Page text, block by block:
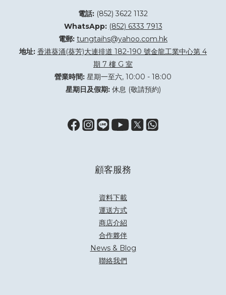
電話: (852) 3622 1132
WhatsApp: (852) 6333 7913
電郵: tungtaihs@yahoo.com.hk
地址: 香港葵涌(葵芳)大連排道 182-190 號金龍工業中心第 4
期 7 樓 G 室
營業時間: 星期一至六, 10:00 - 18:00
星期日及假期:休息 (敬請預約)
顧客服務
資料下載
運送方式
商店介紹
合作夥伴
News & Blog
聯絡我們